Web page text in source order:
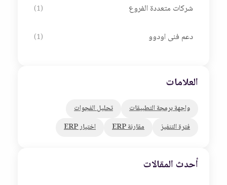
شركات متعددة الفروع (1)
دعم فنى اودوو (1)
العلامات
واجهة برمجة التطبيقات
تحليل الفجوات
فترة التنفيز
مقارنة ERP اختيار ERP
أحدث المقالات